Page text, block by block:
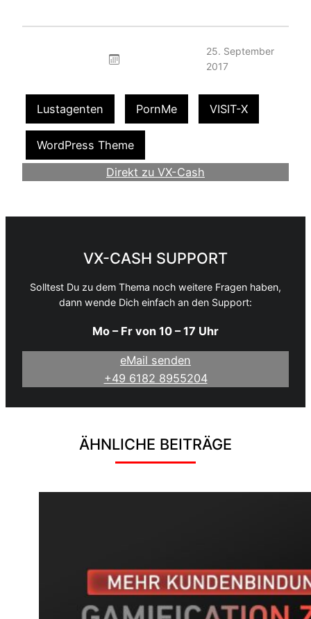
25. September
2017
Lustagenten PornMe VISIT-X
WordPress Theme
Direkt zu VX-Cash
VX-CASH SUPPORT
Solltest Du zu dem Thema noch weitere Fragen haben,
dann wende Dich einfach an den Support:
Mo – Fr von 10 – 17 Uhr
eMail senden
+49 6182 8955204
ÄHNLICHE BEITRÄGE